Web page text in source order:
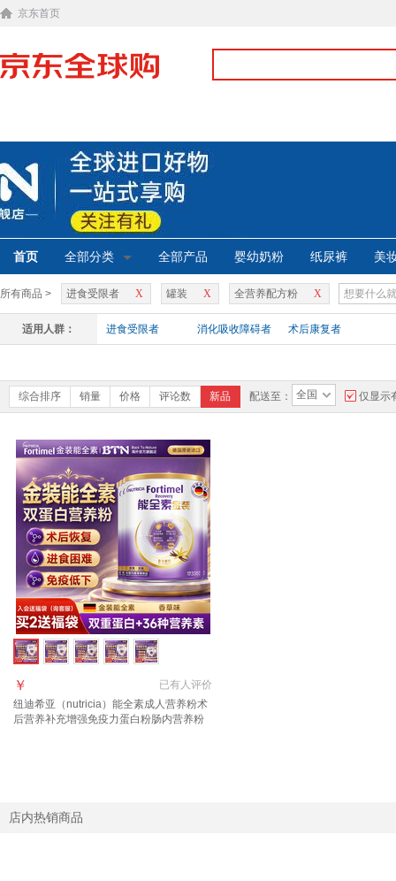
京东首页
首页 全部分类 全部产品 婴幼奶粉 纸尿裤 美
所有商品 > X
进食受限者 X
罐装 X
全营养配方粉
适用人群： 进食受限者 消化吸收障碍者 术后康复者
综合排序 销量 价格 评论数 新品 配送至： 全国 仅显示
已有人评价
￥
纽迪希亚（nutricia）能全素成人营养粉术
后营养补充增强免疫力蛋白粉肠内营养粉
店内热销商品